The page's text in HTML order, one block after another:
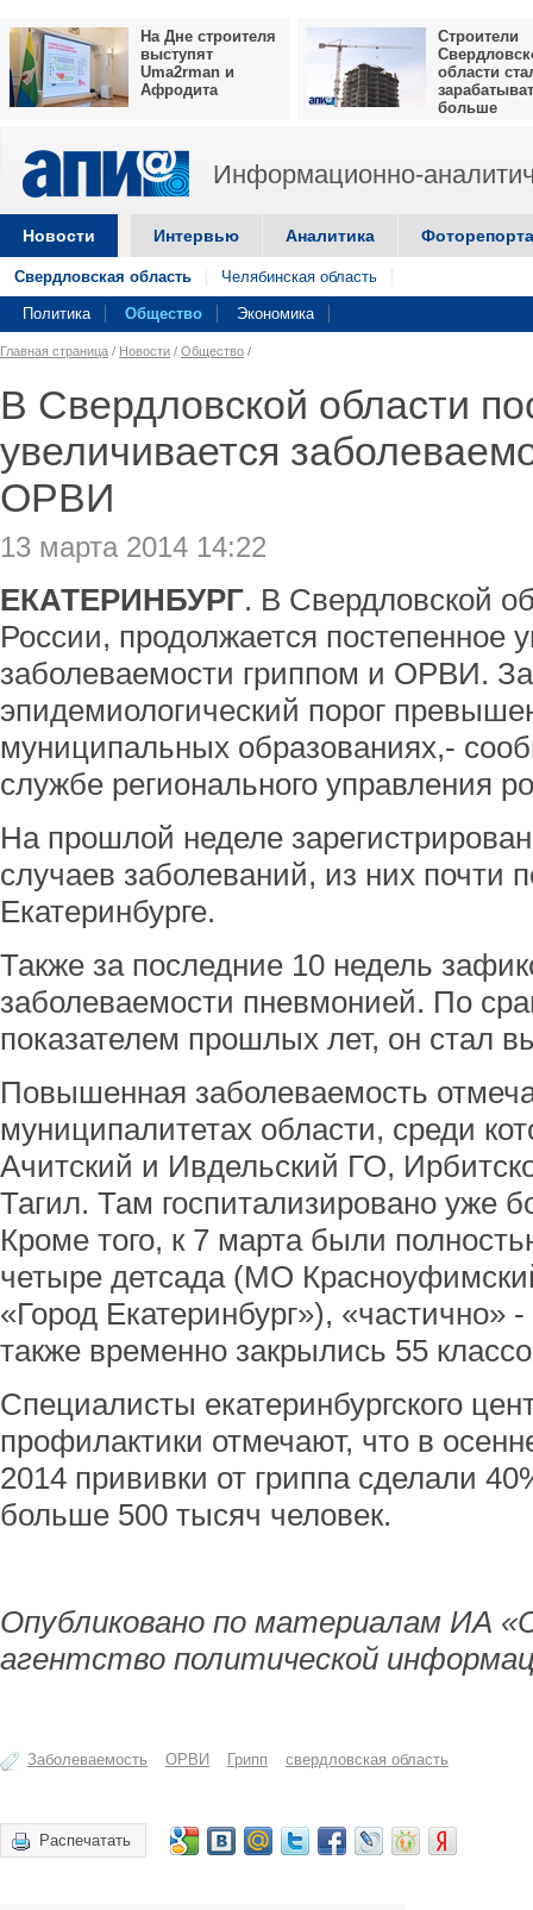
На Дне строителя
выступят
Uma2rman и
Афродита
Строители
области
больше
Информационно-
Новости Интервью Аналитика
Свердловская область Челябинская область
Политика Общество Экономика
Главная страница / Новости / Общество /
В Свердловской области
увеличивается
ОРВИ
13 марта 2014 14:22
ЕКАТЕРИНБУРГ. В Свердловской
России, продолжается постепенное
заболеваемости гриппом и ОРВИ.
эпидемиологический порог
муниципальных образованиях,-
службе регионального управления
На прошлой неделе
случаев заболеваний, из них почти
Екатеринбурге.
Также за последние 10 недель
заболеваемости пневмонией. По
показателем прошлых лет, он стал
Повышенная заболеваемость
муниципалитетах области, среди
Ачитский и Ивдельский ГО,
Тагил. Там госпитализировано уже
Кроме того, к 7 марта были
четыре детсада (МО
«Город Екатеринбург»), «частично»
также временно закрылись 55
Специалисты екатеринбургского
профилактики отмечают, что в
2014 прививки от гриппа сделали
больше 500 тысяч человек.
Опубликовано по материалам ИА
агентство политической
Заболеваемость ОРВИ Грипп свердловская область
Распечатать